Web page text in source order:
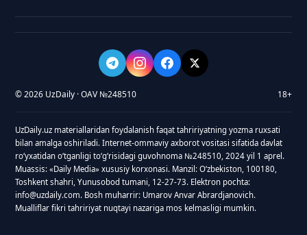
© 2026 UzDaily · OAV №248510 18+
UzDaily.uz materiallaridan foydalanish faqat tahririyatning yozma ruxsati
bilan amalga oshiriladi. Internet-ommaviy axborot vositasi sifatida davlat
roʻyxatidan oʻtganligi toʻgʻrisidagi guvohnoma №248510, 2024 yil 1 aprel.
Muassis: «Daily Media» xususiy korxonasi. Manzil: Oʻzbekiston, 100180,
Toshkent shahri, Yunusobod tumani, 12-27-73. Elektron pochta:
info@uzdaily.com. Bosh muharrir: Umarov Anvar Abrardjanovich.
Mualliflar fikri tahririyat nuqtayi nazariga mos kelmasligi mumkin.